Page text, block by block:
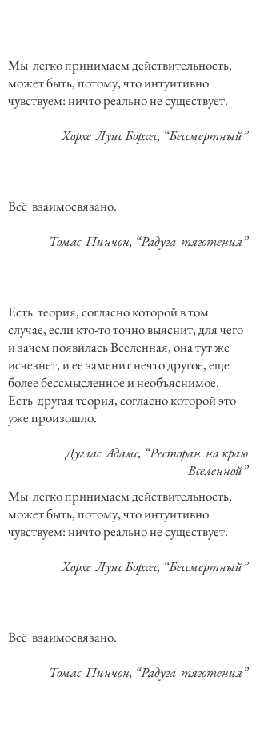
Мы легко принимаем действительность,
может быть, потому, что интуитивно
чувствуем: ничто реально не существует.
Хорхе Луис Борхес, “Бессмертный”
Всё взаимосвязано.
Томас Пинчон, “Радуга тяготения”
Есть теория, согласно которой в том
случае, если кто-то точно выяснит, для чего
и зачем появилась Вселенная, она тут же
исчезнет, и ее заменит нечто другое, еще
более бессмысленное и необъяснимое.
Есть другая теория, согласно которой это
уже произошло.
Дуглас Адамс, “Ресторан на краю
Вселенной”
Мы легко принимаем действительность,
может быть, потому, что интуитивно
чувствуем: ничто реально не существует.
Хорхе Луис Борхес, “Бессмертный”
Всё взаимосвязано.
Томас Пинчон, “Радуга тяготения”